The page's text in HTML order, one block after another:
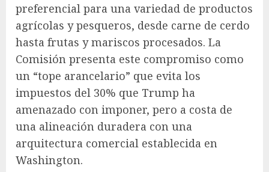
preferencial para una variedad de productos
agrícolas y pesqueros, desde carne de cerdo
hasta frutas y mariscos procesados. La
Comisión presenta este compromiso como
un “tope arancelario” que evita los
impuestos del 30% que Trump ha
amenazado con imponer, pero a costa de
una alineación duradera con una
arquitectura comercial establecida en
Washington.